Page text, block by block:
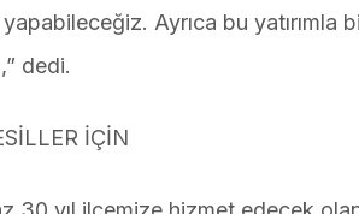
Ayrıca bu
dedi.
İÇİN